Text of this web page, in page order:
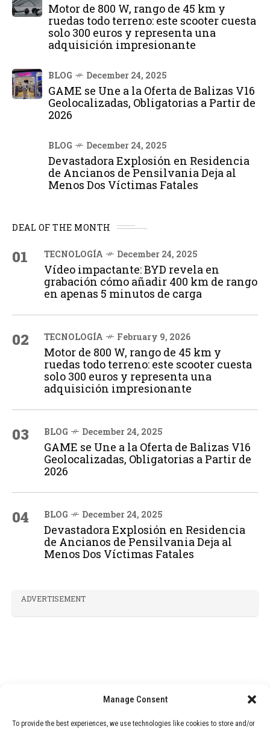
Manage Consent
To provide the best experiences, we use technologies like cookies to store and/or
Motor de 800 W, rango de 45 km y
ruedas todo terreno: este scooter cuesta
solo 300 euros y representa una
adquisición impresionante
BLOG December 24, 2025
GAME se Une a la Oferta de Balizas V16
Geolocalizadas, Obligatorias a Partir de
2026
BLOG December 24, 2025
Devastadora Explosión en Residencia
de Ancianos de Pensilvania Deja al
Menos Dos Víctimas Fatales
DEAL OF THE MONTH
01 TECNOLOGÍA December 24, 2025
Vídeo impactante: BYD revela en
grabación cómo añadir 400 km de rango
en apenas 5 minutos de carga
02 TECNOLOGÍA February 9, 2026
Motor de 800 W, rango de 45 km y
ruedas todo terreno: este scooter cuesta
solo 300 euros y representa una
adquisición impresionante
03 BLOG December 24, 2025
GAME se Une a la Oferta de Balizas V16
Geolocalizadas, Obligatorias a Partir de
2026
04 BLOG December 24, 2025
Devastadora Explosión en Residencia
de Ancianos de Pensilvania Deja al
Menos Dos Víctimas Fatales
ADVERTISEMENT